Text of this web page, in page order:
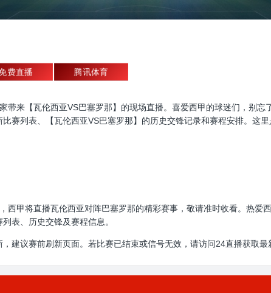
费直播 腾讯体育
带来【瓦伦西亚VS巴塞罗那】的现场直播。喜爱西甲的球迷们，别
赛列表、【瓦伦西亚VS巴塞罗那】的历史交锋记录和赛程安排。这
西甲将直播瓦伦西亚对阵巴塞罗那的精彩赛事，敬请准时收看。热爱
表、历史交锋及赛程信息。
建议赛前刷新页面。若比赛已结束或信号无效，请访问24直播获取最